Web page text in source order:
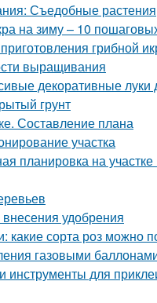
Съедобные
на зиму – 10
грибной
выращивания
декоративные луки
грунт
Составление плана
участка
планировка на участке
удобрения
сорта роз можно
газовыми
инструменты для